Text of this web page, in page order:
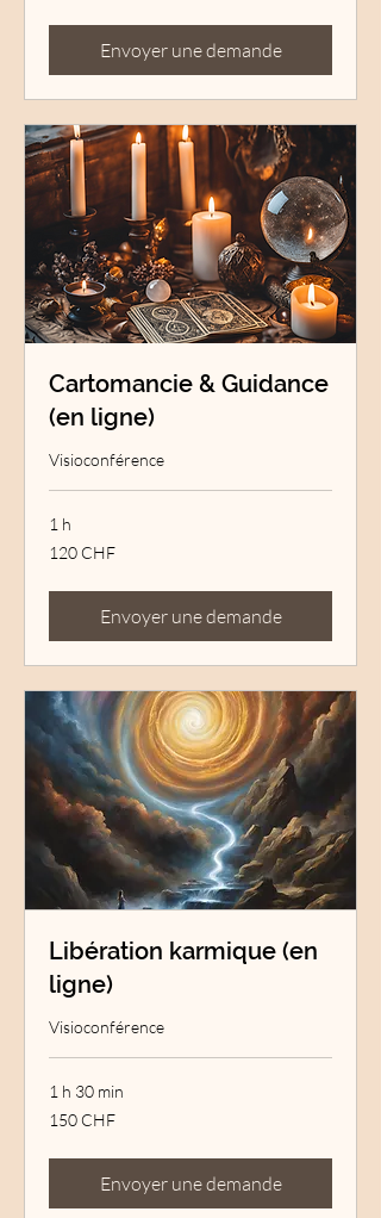
Envoyer une demande
Cartomancie & Guidance
(en ligne)
Visioconférence
1 h
120
francs
120 CHF
Envoyer une demande
Libération karmique (en
ligne)
Visioconférence
1 h 30 min
150
francs
150 CHF
Envoyer une demande